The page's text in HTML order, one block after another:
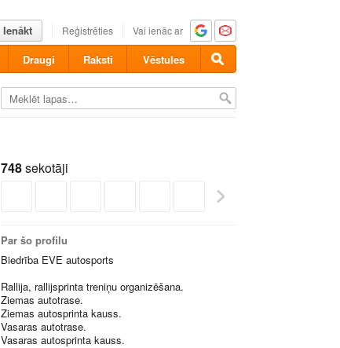
Ienākt Reģistrēties Vai ienāc ar
Draugi Raksti Vēstules
748sekotāji
Par šo profilu
Biedrība EVE autosports
Rallija, rallijsprinta treniņu organizēšana.
Ziemas autotrase.
Ziemas autosprinta kauss.
Vasaras autotrase.
Vasaras autosprinta kauss.